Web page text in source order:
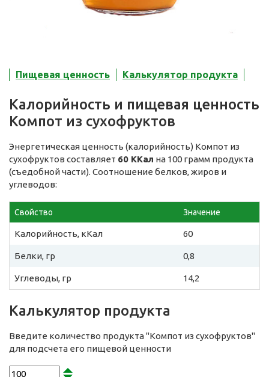
Пищевая ценность Калькулятор продукта
Калорийность и пищевая ценность
Компот из сухофруктов
Энергетическая ценность (калорийность) Компот из
сухофруктов составляет 60 ККал на 100 грамм продукта
(съедобной части). Соотношение белков, жиров и
углеводов:
Свойство Значение
Калорийность, кКал 60
Белки, гр 0,8
Углеводы, гр 14,2
Калькулятор продукта
Введите количество продукта "Компот из сухофруктов"
для подсчета его пищевой ценности